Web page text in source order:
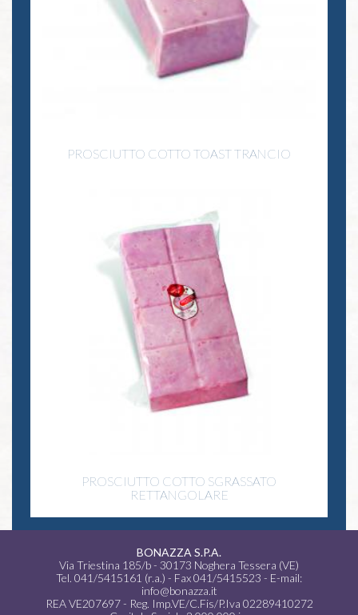
PROSCIUTTO COTTO TOAST TRANCIO
PROSCIUTTO COTTO SGRASSATO
RETTANGOLARE
BONAZZA S.P.A.
Via Triestina 185/b - 30173 Noghera Tessera (VE)
Tel. 041/5415161 (r.a.) - Fax 041/5415523 - E-mail:
info@bonazza.it
REA VE207697 - Reg. Imp.VE/C.Fis/P.Iva 02289410272